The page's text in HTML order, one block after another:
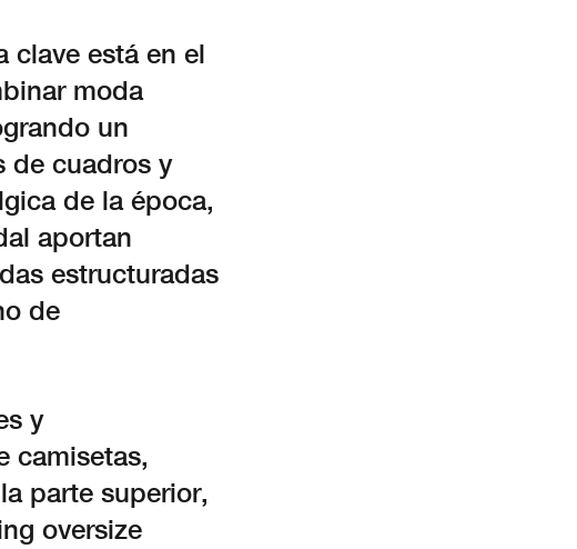
clave está en el
moda
un
de cuadros y
de la época,
aportan
estructuradas
de
y
camisetas,
parte superior,
oversize